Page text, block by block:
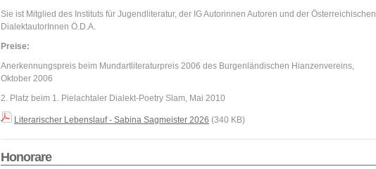
Sie ist Mitglied des Instituts für Jugendliteratur, der IG Autorinnen Autoren und der Österreichischen
DialektautorInnen Ö.D.A.
Preise:
Anerkennungspreis beim Mundartliteraturpreis 2006 des Burgenländischen Hianzenvereins,
Oktober 2006
2. Platz beim 1. Pielachtaler Dialekt-Poetry Slam, Mai 2010
Literarischer Lebenslauf - Sabina Sagmeister 2026 (340 KB)
Honorare